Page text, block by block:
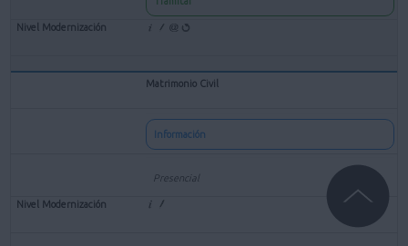
Matrimonio Civil
Información
Presencial